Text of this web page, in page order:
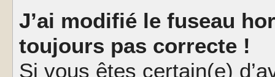
J’ai modifié le fuseau
toujours pas correcte !
Si vous êtes certain(e)